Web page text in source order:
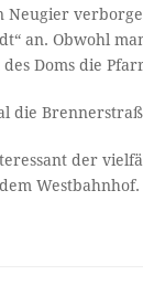
Neugier
an. Obwohl
Doms die
die
der
Westbahnhof.